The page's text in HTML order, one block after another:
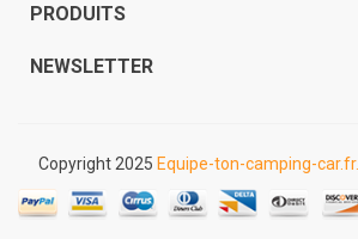
PRODUITS
NEWSLETTER
Copyright 2025 Equipe-ton-camping-car.fr.